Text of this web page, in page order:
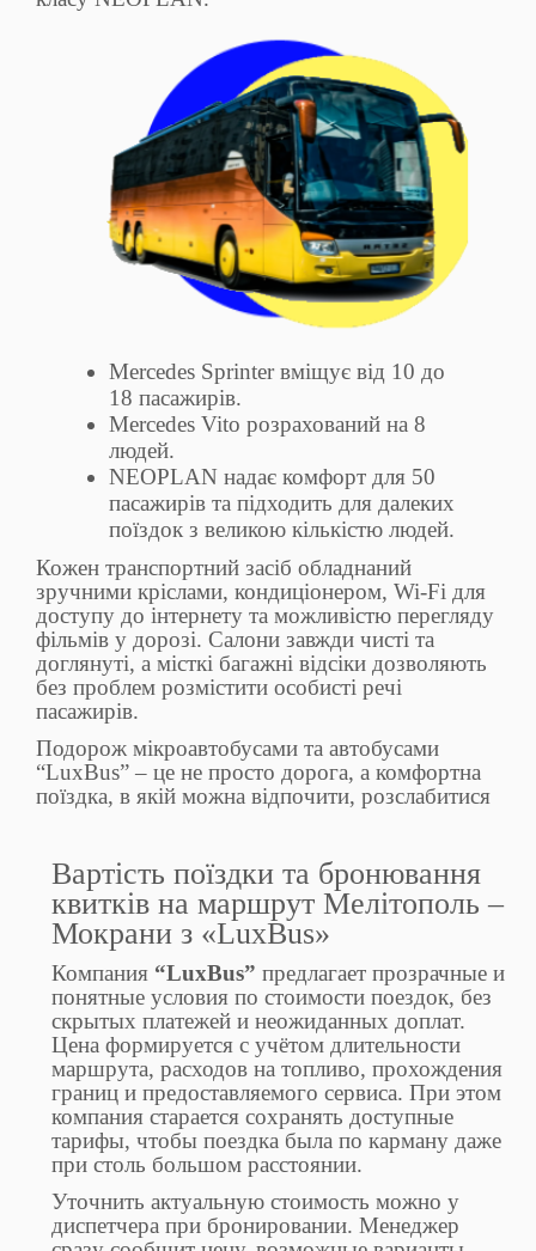
Mercedes Sprinter вміщує від 10 до
18 пасажирів.
Mercedes Vito розрахований на 8
людей.
NEOPLAN надає комфорт для 50
пасажирів та підходить для далеких
поїздок з великою кількістю людей.
Кожен транспортний засіб обладнаний
зручними кріслами, кондиціонером, Wi-Fi для
доступу до інтернету та можливістю перегляду
фільмів у дорозі. Салони завжди чисті та
доглянуті, а місткі багажні відсіки дозволяють
без проблем розмістити особисті речі
пасажирів.
Подорож мікроавтобусами та автобусами
“LuxBus” – це не просто дорога, а комфортна
поїздка, в якій можна відпочити, розслабитися
Вартість поїздки та бронювання
квитків на маршрут Мелітополь –
Мокрани з «LuxBus»
Компания “LuxBus” предлагает прозрачные и
понятные условия по стоимости поездок, без
скрытых платежей и неожиданных доплат.
Цена формируется с учётом длительности
маршрута, расходов на топливо, прохождения
границ и предоставляемого сервиса. При этом
компания старается сохранять доступные
тарифы, чтобы поездка была по карману даже
при столь большом расстоянии.
Уточнить актуальную стоимость можно у
диспетчера при бронировании. Менеджер